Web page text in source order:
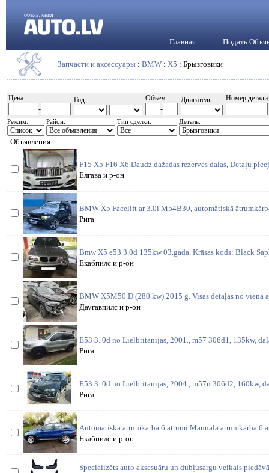
объявления
Главная Подать
Запчасти и аксессуары : BMW : X5 : Брызговики
Цена:
-
Год:
-
Объём:
-
Двигатель: Номер детали:
Режим: Район: Тип сделки: Деталь:
Объявления
F15 X5 F16 X6 Daudz dažadas rezerves dałas, Detaļu
Елгава и р-он
BMW X5 Facelift ar 3.0i M54B30, automātiskā
Рига
Bmw X5 e53 3.0d 135kw 03.gada. Krāsas kods: Black
Екабпилс и р-он
BMW X5M50 D (280 kw) 2015 g. Visas detaļas no viena
Даугавпилс и р-он
E53 3. 0d no Lielbritānijas, 2001., m57 306d1, 135kw,
Рига
E53 3. 0d no Lielbritānijas, 2004., m57n 306d2, 160kw,
Рига
Automātiskā ātrumkārba 6 ātrumi Manuālā ātrumkārba 6
Екабпилс и р-он
Specializēts auto aksesuāru un dubļusargu veikals